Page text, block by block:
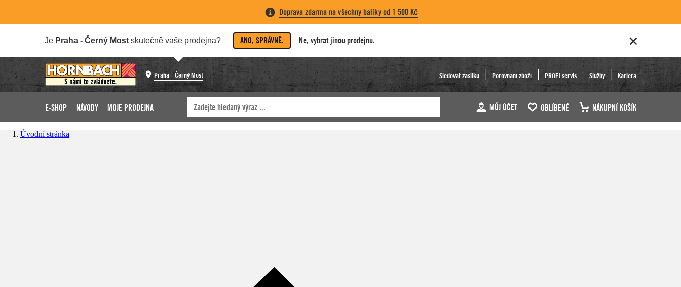
Doprava zdarma na všechny balíky od 1 500 Kč
Je Praha - Černý Most skutečně vaše prodejna? ANO, SPRÁVNĚ. Ne, vybrat jinou prodejnu.
Praha - Černý Most Sledovat zásilku Porovnání zboží PROFI servis Služby Kariéra
E-SHOP NÁVODY MOJE PRODEJNA MŮJ ÚČET OBLÍBENÉ NÁKUPNÍ KOŠÍK
Úvodní stránka